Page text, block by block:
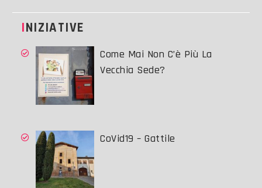
INIZIATIVE
Come Mai Non C’è Più La
Vecchia Sede?
CoVid19 – Gattile